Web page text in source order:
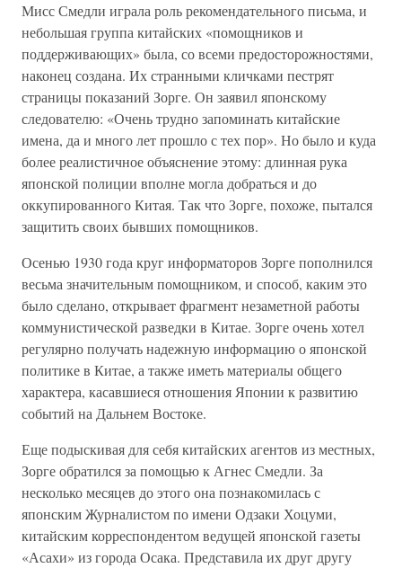
Мисс Смедли играла роль рекомендательного письма, и
небольшая группа китайских «помощников и
поддерживающих» была, со всеми предосторожностями,
наконец создана. Их странными кличками пестрят
страницы показаний Зорге. Он заявил японскому
следователю: «Очень трудно запоминать китайские
имена, да и много лет прошло с тех пор». Но было и куда
более реалистичное объяснение этому: длинная рука
японской полиции вполне могла добраться и до
оккупированного Китая. Так что Зорге, похоже, пытался
защитить своих бывших помощников.
Осенью 1930 года круг информаторов Зорге пополнился
весьма значительным помощником, и способ, каким это
было сделано, открывает фрагмент незаметной работы
коммунистической разведки в Китае. Зорге очень хотел
регулярно получать надежную информацию о японской
политике в Китае, а также иметь материалы общего
характера, касавшиеся отношения Японии к развитию
событий на Дальнем Востоке.
Еще подыскивая для себя китайских агентов из местных,
Зорге обратился за помощью к Агнес Смедли. За
несколько месяцев до этого она познакомилась с
японским Журналистом по имени Одзаки Хоцуми,
китайским корреспондентом ведущей японской газеты
«Асахи» из города Осака. Представила их друг другу